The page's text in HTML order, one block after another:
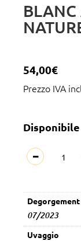
BLANC
54,00€
Prezzo IVA
Disponibile
−
Blanc
Nature
quantità
Degorgement
07/2023
Uvaggio